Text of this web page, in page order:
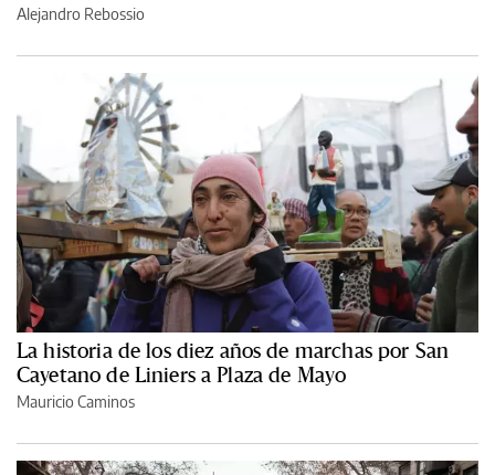
Alejandro Rebossio
La historia de los diez años de marchas por San
Cayetano de Liniers a Plaza de Mayo
Mauricio Caminos